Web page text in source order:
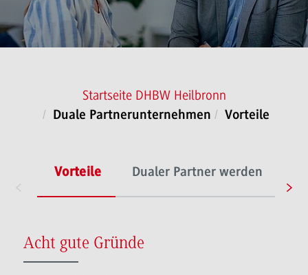
Startseite DHBW Heilbronn
Duale Partnerunternehmen Vorteile
Vorteile Dualer Partner werden
Acht gute Gründe